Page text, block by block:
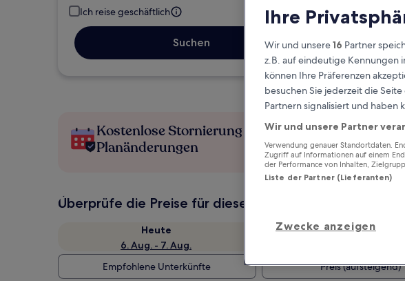
Ich reise geschäftlich
Suchen
Kostenlose Stornierung bei
Planänderungen
Überprüfe die Preise für diese Daten
Heute
6. Aug. - 7. Aug.
Morgen
Empfohlene Unterkünfte
Preis (aufsteigend)
Ihre
Wir und unsere16 Partner
z.B. auf eindeutige Kennungen
können Ihre Präferenzen
besuchen Sie jederzeit die
Partnern signalisiert und haben
Wir und unsere Partner
Verwendung genauer Standortdaten.
Zugriff auf Informationen auf einem
der Performance von Inhalten,
Liste der Partner (Lieferanten)
Zwecke anzeigen